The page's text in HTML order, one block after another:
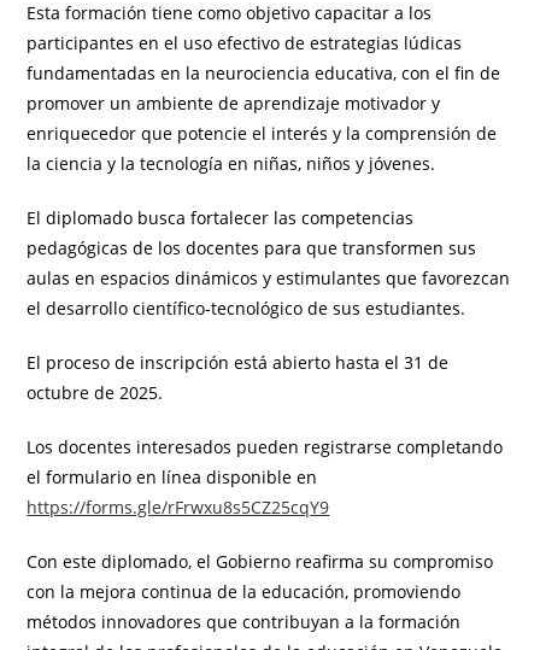
Esta formación tiene como objetivo capacitar a los
participantes en el uso efectivo de estrategias lúdicas
fundamentadas en la neurociencia educativa, con el fin de
promover un ambiente de aprendizaje motivador y
enriquecedor que potencie el interés y la comprensión de
la ciencia y la tecnología en niñas, niños y jóvenes.
El diplomado busca fortalecer las competencias
pedagógicas de los docentes para que transformen sus
aulas en espacios dinámicos y estimulantes que favorezcan
el desarrollo científico-tecnológico de sus estudiantes.
El proceso de inscripción está abierto hasta el 31 de
octubre de 2025.
Los docentes interesados pueden registrarse completando
el formulario en línea disponible en
https://forms.gle/rFrwxu8s5CZ25cqY9
Con este diplomado, el Gobierno reafirma su compromiso
con la mejora continua de la educación, promoviendo
métodos innovadores que contribuyan a la formación